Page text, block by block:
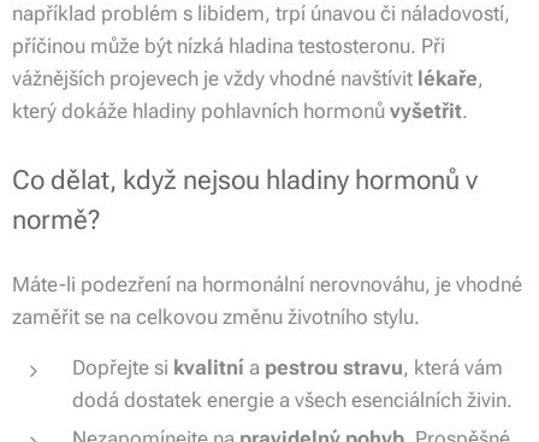
například problém s libidem, trpí únavou či náladovostí,
příčinou může být nízká hladina testosteronu. Při
vážnějších projevech je vždy vhodné navštívit lékaře,
který dokáže hladiny pohlavních hormonů vyšetřit.
Co dělat, když nejsou hladiny hormonů v
normě?
Máte-li podezření na hormonální nerovnováhu, je vhodné
zaměřit se na celkovou změnu životního stylu.
Dopřejte si kvalitní a pestrou stravu, která vám
dodá dostatek energie a všech esenciálních živin.